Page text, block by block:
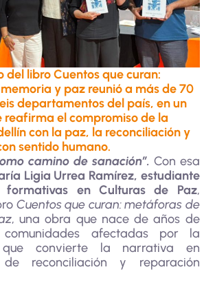
del libro Cuentos que curan:
y paz reunió a más de 70
departamentos del país, en un
reafirma el compromiso de la
con la paz, la reconciliación y
sentido humano.
camino de sanación”. Con esa
Ligia Urrea Ramírez, estudiante
en Culturas de Paz,
Cuentos que curan: metáforas de
, una obra que nace de años de
afectadas por la
convierte la narrativa en
de reconciliación y reparación